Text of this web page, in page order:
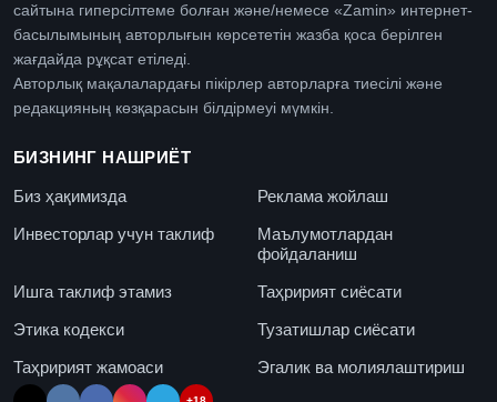
сайтына гиперсілтеме болған және/немесе «Zamin» интернет-
басылымының авторлығын көрсететін жазба қоса берілген
жағдайда рұқсат етіледі.
Авторлық мақалалардағы пікірлер авторларға тиесілі және
редакцияның көзқарасын білдірмеуі мүмкін.
БИЗНИНГ НАШРИЁТ
Биз ҳақимизда
Реклама жойлаш
Инвесторлар учун таклиф
Маълумотлардан
фойдаланиш
Ишга таклиф этамиз
Таҳририят сиёсати
Этика кодекси
Тузатишлар сиёсати
Таҳририят жамоаси
Эгалик ва молиялаштириш